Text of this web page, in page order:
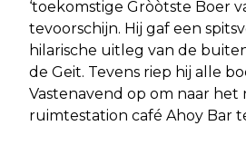
‘toekomstige Gròòtste Boer
tevoorschijn. Hij gaf een
hilarische uitleg van de
de Geit. Tevens riep hij alle
Vastenavend op om naar het
ruimtestation café Ahoy Bar